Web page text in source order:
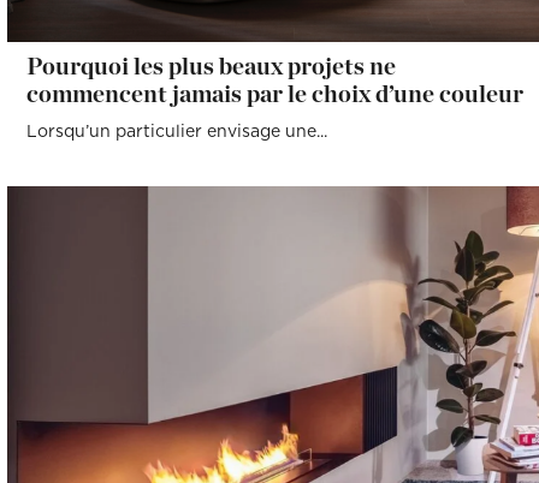
Pourquoi les plus beaux projets ne
commencent jamais par le choix d’une couleur
Lorsqu’un particulier envisage une...